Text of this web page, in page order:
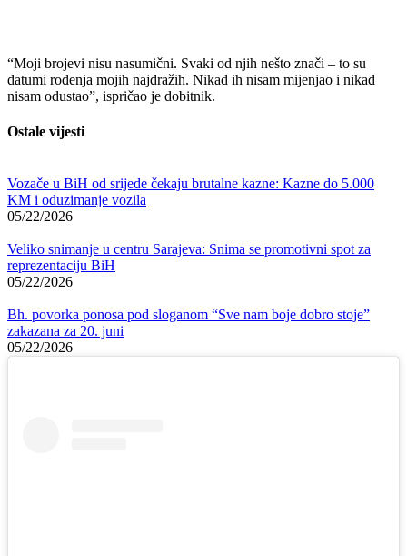
“Moji brojevi nisu nasumični. Svaki od njih nešto znači – to su
datumi rođenja mojih najdražih. Nikad ih nisam mijenjao i nikad
nisam odustao”, ispričao je dobitnik.
Ostale vijesti
Vozače u BiH od srijede čekaju brutalne kazne: Kazne do 5.000
KM i oduzimanje vozila
05/22/2026
Veliko snimanje u centru Sarajeva: Snima se promotivni spot za
reprezentaciju BiH
05/22/2026
Bh. povorka ponosa pod sloganom “Sve nam boje dobro stoje”
zakazana za 20. juni
05/22/2026